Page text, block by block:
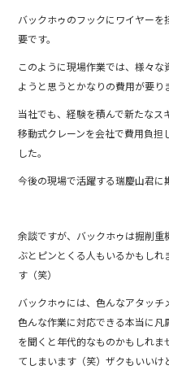
バックホゥのフックにワイヤー
要です。
このように現場作業では、様々
ようと思うとかなりの費用が要り
当社でも、経験を積んで新たな
移動式クレーンを会社で費用負担
した。
今後の現場で活躍する瑞慶山君に
余談ですが、バックホゥは掘削
ぶとピンとくる人もいるかもし
す（笑）
バックホゥには、色んなアタッ
色んな作業に対応できる本当に
を聞くと年代的なものかもしれ
てしまいます（笑）ザクもいい